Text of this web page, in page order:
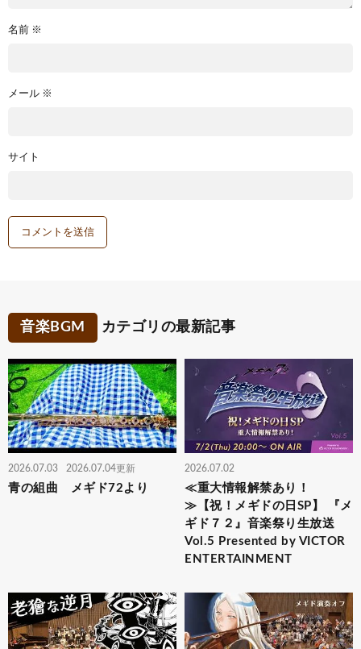
名前 ※
メール ※
サイト
音楽BGM カテゴリの最新記事
2026.07.03 2026.07.04更新
青の組曲 メギド72より
2026.07.02
≪重大情報解禁あり！
≫【祝！メギドの日SP】 『メ
ギド７２』音楽祭り生放送
Vol.5 Presented by VICTOR
ENTERTAINMENT